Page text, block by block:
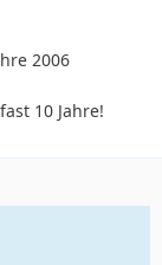
2006
10 Jahre!